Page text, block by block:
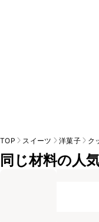
TOP スイーツ 洋菓子 ク
同じ材料の人